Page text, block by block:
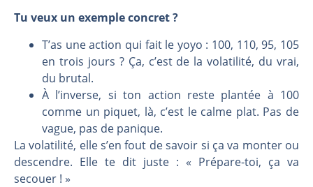
Tu veux un exemple concret ?
T’as une action qui fait le yoyo : 100, 110, 95, 105
en trois jours ? Ça, c’est de la volatilité, du vrai,
du brutal.
À l’inverse, si ton action reste plantée à 100
comme un piquet, là, c’est le calme plat. Pas de
vague, pas de panique.
La volatilité, elle s’en fout de savoir si ça va monter ou
descendre. Elle te dit juste : « Prépare-toi, ça va
secouer ! »